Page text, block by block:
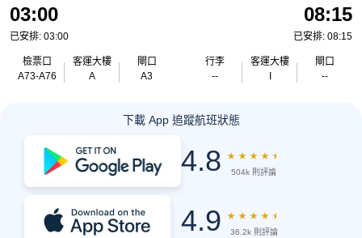
03:00
已安排: 03:00
檢票口
A73-A76
客運大樓
A
閘口
A3
08:15
已安排: 08:15
行李
--
客運大樓
閘口
--
下載 App 追蹤航班狀態
4.8 ★ ★ ★ ★ ★
504k 則評論
4.9 ★ ★ ★ ★ ★
36.2k 則評論